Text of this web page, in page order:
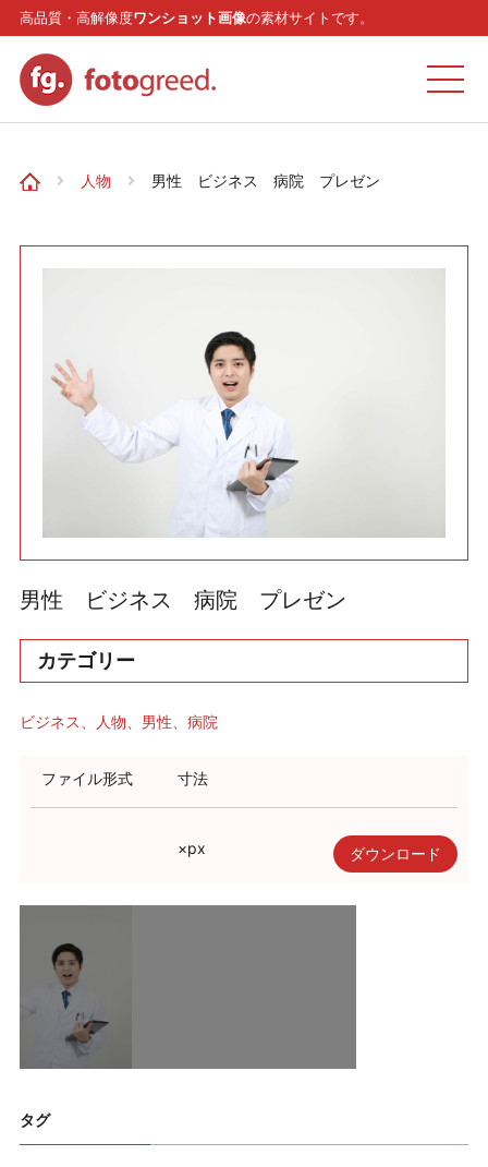
高品質・高解像度ワンショット画像の素材サイトです。
リクエスト
お問い合わせ
人物 男性 ビジネス 病院 プレゼン
男性 ビジネス 病院 プレゼン
カテゴリー
ビジネス 人物 男性 病院
ファイル形式 寸法
×px ダウンロード
タグ